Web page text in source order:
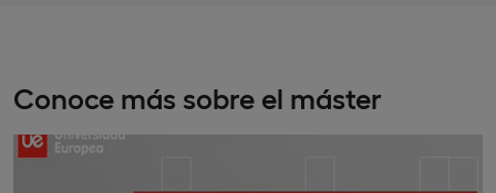
Conoce más sobre el máster